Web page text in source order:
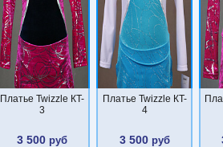
Платье Twizzle КT-
3
3 500 руб
Платье Twizzle КT-
4
3 500руб